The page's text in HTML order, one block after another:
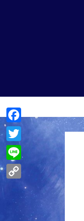
F
a
c
e
T
w
i
L